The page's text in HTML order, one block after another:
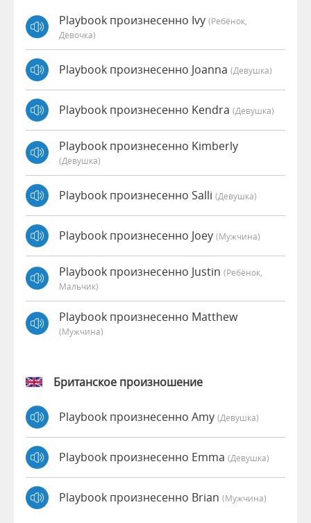
Playbook произнесенно Ivy (Ребёнок,
Девочка)
Playbook произнесенно Joanna (девушка)
Playbook произнесенно Kendra (девушка)
Playbook произнесенно Kimberly
(девушка)
Playbook произнесенно Salli (девушка)
Playbook произнесенно Joey (мужчина)
Playbook произнесенно Justin (Ребёнок,
Мальчик)
Playbook произнесенно Matthew
(мужчина)
Британское произношение
Playbook произнесенно Amy (девушка)
Playbook произнесенно Emma (девушка)
Playbook произнесенно Brian (мужчина)